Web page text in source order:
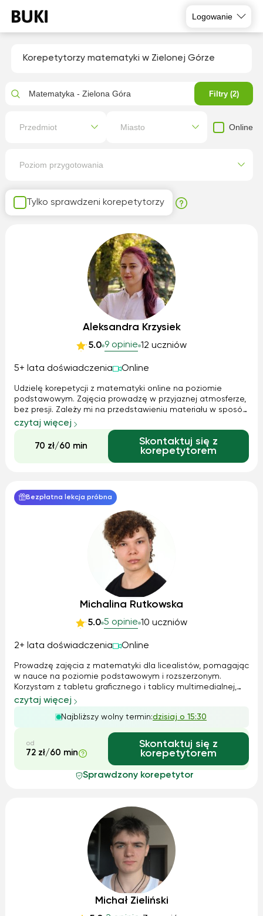
Logowanie
Korepetytorzy matematyki w Zielonej Górze
Tylko sprawdzeni korepetytorzy
Aleksandra Krzysiek
5.0 9 opinie 12 uczniów
5+ lata doświadczenia Online
Udzielę korepetycji z matematyki online na poziomie
podstawowym. Zajęcia prowadzę w przyjaznej atmosferze,
bez presji. Zależy mi na przedstawieniu materiału w sposób
zrozumiały, a nie w myśl zasady 3Z: "zakuć, zapisać,
zapomnieć". Zapraszam do kontaktu ;)
czytaj więcej
70 zł/60 min
Skontaktuj się z
korepetytorem
Bezpłatna lekcja próbna
Michalina Rutkowska
5.0 5 opinie 10 uczniów
2+ lata doświadczenia Online
Prowadzę zajęcia z matematyki dla licealistów, pomagając
w nauce na poziomie podstawowym i rozszerzonym.
Korzystam z tabletu graficznego i tablicy multimedialnej,
aby ułatwić zrozumienie materiału. Na zajęciach tłumaczę
teorię w prosty sposób, a następnie ćwiczymy zadania. W
razie potrzeby udostępni...
czytaj więcej
Najbliższy wolny termin:dzisiaj o 15:30
od
72 zł/60 min
Skontaktuj się z
korepetytorem
Sprawdzony korepetytor
Michał Zieliński
Matematyka - Zielona Góra Filtry (2)
Przedmiot Miasto Online
Poziom przygotowania